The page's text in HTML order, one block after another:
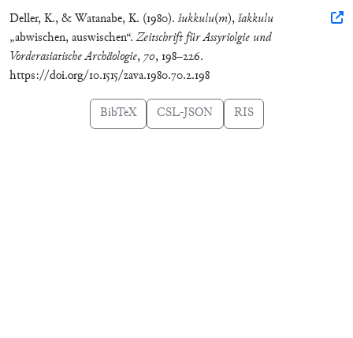
Deller, K., & Watanabe, K. (1980). šukkulu(m),šakkulu
„abwischen, auswischen“.Zeitschrift für Assyriolgie und
Vorderasiatische Archäologie,70, 198–226.
https://doi.org/10.1515/zava.1980.70.2.198
BibTeX CSL-JSON RIS